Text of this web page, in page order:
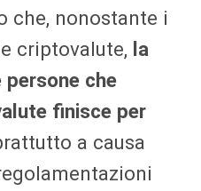
che, nonostante i
criptovalute, la
che
finisce per
a causa